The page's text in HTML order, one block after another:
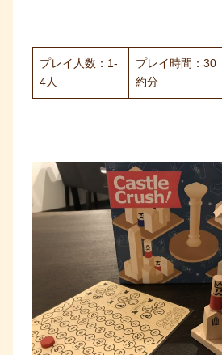
プレイ人数：1-
4人
プレイ時間：30
約分